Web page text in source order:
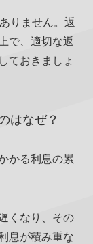
りません。返
で、適切な返
ておきましょ
はなぜ？
かる利息の累
くなり、その
息が積み重な